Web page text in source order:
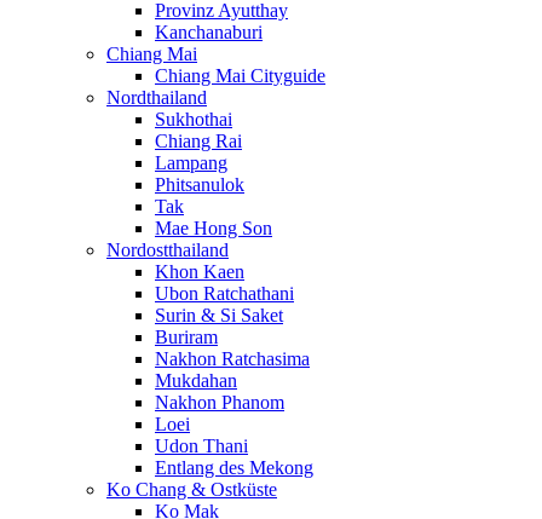
Provinz Ayutthay
Kanchanaburi
Chiang Mai
Chiang Mai Cityguide
Nordthailand
Sukhothai
Chiang Rai
Lampang
Phitsanulok
Tak
Mae Hong Son
Nordostthailand
Khon Kaen
Ubon Ratchathani
Surin & Si Saket
Buriram
Nakhon Ratchasima
Mukdahan
Nakhon Phanom
Loei
Udon Thani
Entlang des Mekong
Ko Chang & Ostküste
Ko Mak